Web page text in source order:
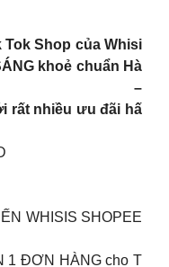
Shop của Whisi
khoẻ chuẩn Hà
rất nhiều ưu đãi hấ
WHISIS SHOPEE
1 ĐƠN HÀNG cho T